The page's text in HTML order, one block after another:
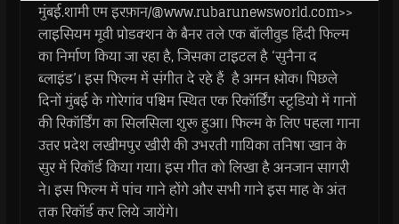
मुंबई.शामी एम इरफ़ान/@www.rubarunewsworld.com>>
लाइसियम मूवी प्रोडक्शन के बैनर तले एक बॉलीवुड हिंदी फिल्म
का निर्माण किया जा रहा है, जिसका टाइटल है ‘सुनैना द
ब्लाइंड’। इस फिल्म में संगीत दे रहे हैं है अमन श्लोक। पिछले
दिनों मुंबई के गोरेगांव पश्चिम स्थित एक रिकॉर्डिंग स्टूडियो में गानों
की रिकॉर्डिंग का सिलसिला शुरू हुआ। फिल्म के लिए पहला गाना
उत्तर प्रदेश लखीमपुर खीरी की उभरती गायिका तनिषा खान के
सुर में रिकॉर्ड किया गया। इस गीत को लिखा है अनजान सागरी
ने। इस फिल्म में पांच गाने होंगे और सभी गाने इस माह के अंत
तक रिकॉर्ड कर लिये जायेंगे।